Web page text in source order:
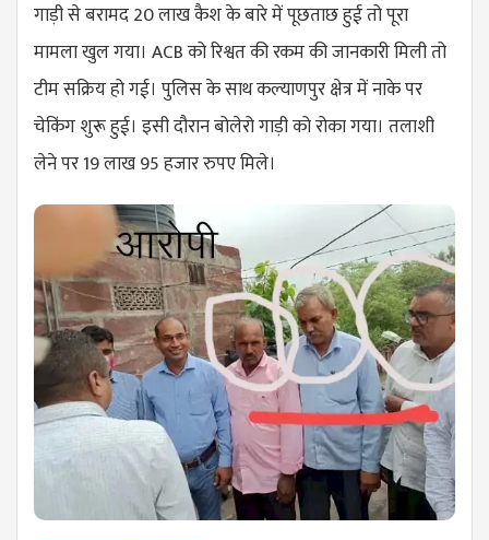
गाड़ी से बरामद 20 लाख कैश के बारे में पूछताछ हुई तो पूरा
मामला खुल गया। ACB को रिश्वत की रकम की जानकारी मिली तो
टीम सक्रिय हो गई। पुलिस के साथ कल्याणपुर क्षेत्र में नाके पर
चेकिंग शुरू हुई। इसी दौरान बोलेरो गाड़ी को रोका गया। तलाशी
लेने पर 19 लाख 95 हजार रुपए मिले।